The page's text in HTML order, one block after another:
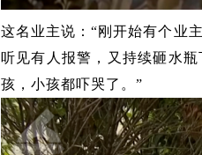
这名业主说：“刚开始有个业
听见有人报警，又持续砸水
孩，小孩都吓哭了。”